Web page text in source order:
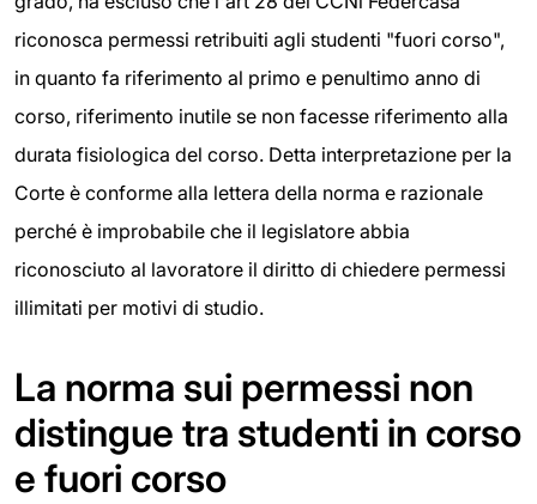
riconosca permessi retribuiti agli studenti "fuori corso",
in quanto fa riferimento al primo e penultimo anno di
corso, riferimento inutile se non facesse riferimento alla
durata fisiologica del corso. Detta interpretazione per la
Corte è conforme alla lettera della norma e razionale
perché è improbabile che il legislatore abbia
riconosciuto al lavoratore il diritto di chiedere permessi
illimitati per motivi di studio.
La norma sui permessi non
distingue tra studenti in corso
e fuori corso